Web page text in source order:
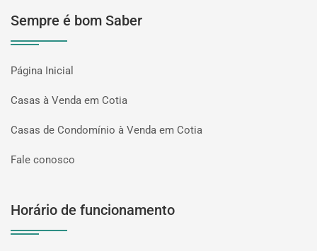
Sempre é bom Saber
Página Inicial
Casas à Venda em Cotia
Casas de Condomínio à Venda em Cotia
Fale conosco
Horário de funcionamento